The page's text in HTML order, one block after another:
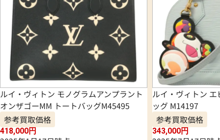
ルイ・ヴィトン モノグラムアンプラント
オンザゴーMM トートバッグM45495
参考買取価格
418,000円
ルイ・ヴィトン
ッグ M14197
参考買取価格
343,000円